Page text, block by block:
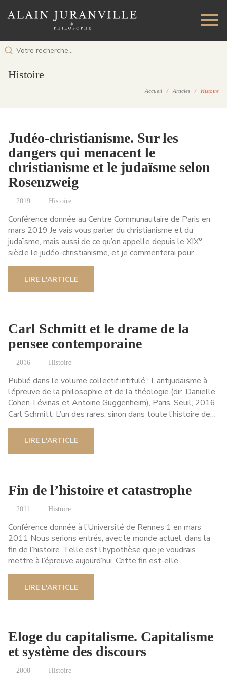
Histoire
Accueil /Articles / Histoire
Judéo-christianisme. Sur les
dangers qui menacent le
christianisme et le judaïsme selon
Rosenzweig
2019 Histoire
Conférence donnée au Centre Communautaire de Paris en
mars 2019 Je vais vous parler du christianisme et du
judaïsme, mais aussi de ce qu’on appelle depuis le XIX°
siècle le judéo-christianisme, et je commenterai pour…
LIRE L'ARTICLE
Carl Schmitt et le drame de la
pensee contemporaine
2016 Histoire
Publié dans le volume collectif intitulé : L’antijudaïsme à
l’épreuve de la philosophie et de la théologie (dir. Danielle
Cohen-Lévinas et Antoine Guggenheim), Paris, Seuil, 2016
Carl Schmitt. L’un des rares, sinon dans toute l’histoire de…
LIRE L'ARTICLE
Fin de l’histoire et catastrophe
2011 Histoire
Conférence donnée à l’Université de Rennes 1 en mars
2011 Nous serions entrés, avec le monde actuel, dans la
fin de l’histoire. Telle est l’hypothèse que je voudrais
mettre à l’épreuve aujourd’hui. Cette fin est-elle…
LIRE L'ARTICLE
Eloge du capitalisme. Capitalisme
et système des discours
2008 Histoire